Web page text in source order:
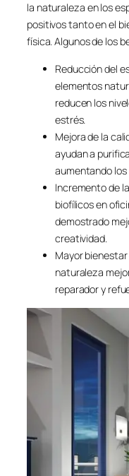
la naturaleza en los
positivos tanto en el
física. Algunos de los
Reducción del
elementos
reducen los
estrés.
Mejora de la
ayudan a
aumentando los
Incremento de
biofílicos en
demostrado
creatividad.
Mayor
naturaleza
reparador y